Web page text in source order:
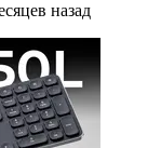
назад